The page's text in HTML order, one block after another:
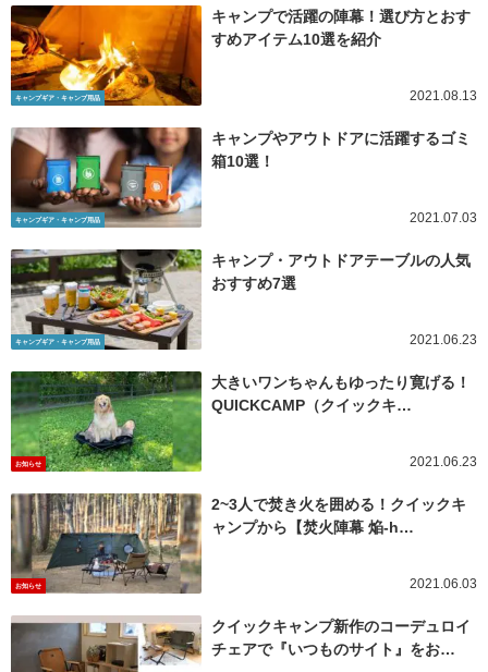
キャンプギア・キャンプ用品
キャンプで活躍の陣幕！選び方とおす
すめアイテム10選を紹介
2021.08.13
キャンプギア・キャンプ用品
キャンプやアウトドアに活躍するゴミ
箱10選！
2021.07.03
キャンプギア・キャンプ用品
キャンプ・アウトドアテーブルの人気
おすすめ7選
2021.06.23
お知らせ
大きいワンちゃんもゆったり寛げる！
QUICKCAMP（クイックキ…
2021.06.23
お知らせ
2~3人で焚き火を囲める！クイックキ
ャンプから【焚火陣幕 焔-h…
2021.06.03
クイックキャンプ新作のコーデュロイ
チェアで『いつものサイト』をお…